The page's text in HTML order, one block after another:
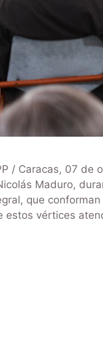
/ Caracas, 07 de
Maduro,
que
estos vértices